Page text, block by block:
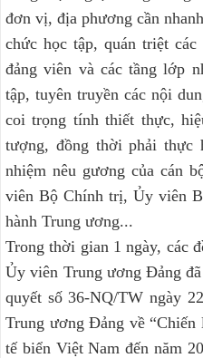
đơn vị, địa phương cần
chức học tập, quán triệt
đảng viên và các tầng lớp
tập, tuyên truyền các nội
coi trọng tính thiết thực,
tượng, đồng thời phải thực
nhiệm nêu gương của cán
viên Bộ Chính trị, Ủy viên
hành Trung ương...
Trong thời gian 1 ngày, các
Ủy viên Trung ương Đảng
quyết số 36-NQ/TW ngày
Trung ương Đảng về
tế biển Việt Nam đến năm